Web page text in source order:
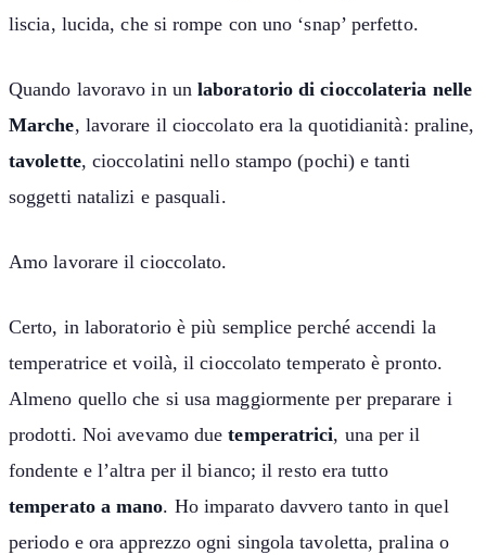
liscia, lucida, che si rompe con uno ‘snap’ perfetto.
Quando lavoravo in un laboratorio di cioccolateria nelle
Marche, lavorare il cioccolato era la quotidianità: praline,
tavolette, cioccolatini nello stampo (pochi) e tanti
soggetti natalizi e pasquali.
Amo lavorare il cioccolato.
Certo, in laboratorio è più semplice perché accendi la
temperatrice et voilà, il cioccolato temperato è pronto.
Almeno quello che si usa maggiormente per preparare i
prodotti. Noi avevamo duetemperatrici, una per il
fondente e l’altra per il bianco; il resto era tutto
temperato a mano. Ho imparato davvero tanto in quel
periodo e ora apprezzo ogni singola tavoletta, pralina o